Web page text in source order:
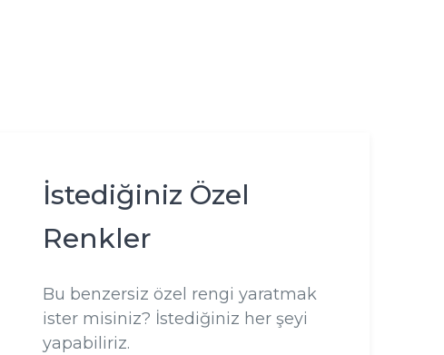
İstediğiniz Özel
Renkler
Bu benzersiz özel rengi yaratmak
ister misiniz? İstediğiniz her şeyi
yapabiliriz.